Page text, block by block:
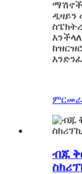
ዲዛይን
ምርመራ
ብጁ